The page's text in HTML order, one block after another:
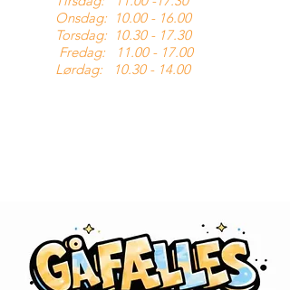
Onsdag: 10.00 - 16.00
Torsdag: 10.30 - 17.30
Fredag:
11.00 - 17.00
Lørdag:
10.30 - 14.00